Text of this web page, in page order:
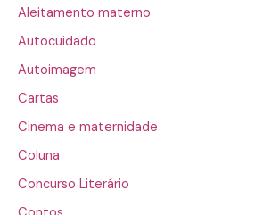
Aleitamento materno
Autocuidado
Autoimagem
Cartas
Cinema e maternidade
Coluna
Concurso Literário